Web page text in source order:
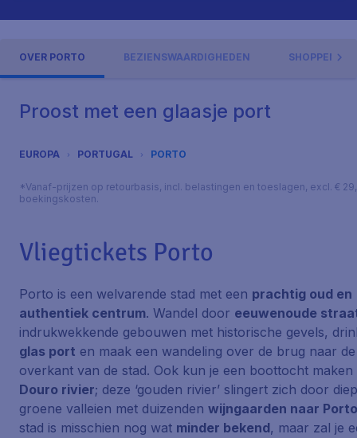
OVER PORTO BEZIENSWAARDIGHEDEN SHOPPEN &
Proost met een glaasje port
EUROPA PORTUGAL PORTO
*Vanaf-prijzen op retourbasis, incl. belastingen en toeslagen, excl. €
boekingskosten.
Vliegtickets Porto
Porto is een welvarende stad met een prachtig oud en
authentiek centrum. Wandel door eeuwenoude
indrukwekkende gebouwen met historische gevels,
glas port en maak een wandeling over de brug naar de
overkant van de stad. Ook kun je een boottocht maken
Douro rivier; deze ‘gouden rivier’ slingert zich door
groene valleien met duizenden wijngaarden naar Porto
stad is misschien nog wat minder bekend, maar zal je